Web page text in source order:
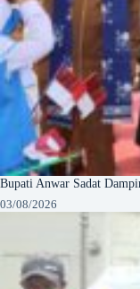
Bupati Anwar Sadat
03/08/2026